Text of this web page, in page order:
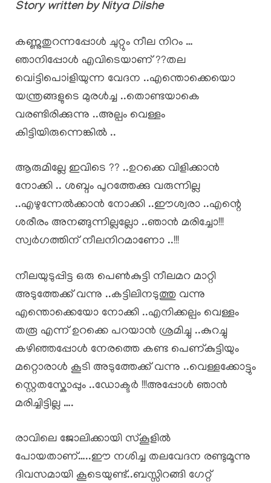
Story written by Nitya Dilshe
കണ്ണുതുറന്നപ്പോൾ ചുറ്റും നീല നിറം …
ഞാനിപ്പോൾ എവിടെയാണ് ??തല
വെiട്ടിപൊiളിയുന്ന വേദന ..എന്തൊക്കെയൊ
യന്ത്രങ്ങളുടെ മുരൾച്ച ..തൊണ്ടയാകെ
വരണ്ടിരിക്കുന്നു ..അല്പം വെള്ളം
കിട്ടിയിരുന്നെങ്കിൽ ..
ആരുമില്ലേ ഇവിടെ ?? ..ഉറക്കെ വിളിക്കാൻ
നോക്കി .. ശബ്ദം പുറത്തേക്കു വരുന്നില്ല
..എഴുന്നേൽക്കാൻ നോക്കി ..ഈശ്വരാ ..എന്റെ
ശരീരം അനങ്ങുന്നില്ലല്ലോ ..ഞാൻ മരിച്ചോ!!!
സ്വർഗത്തിന് നീലനിറമാണോ ..!!!
നീലയുടുപ്പിട്ട ഒരു പെൺകുട്ടി നീലമറ മാറ്റി
അടുത്തേക്ക് വന്നു ..കട്ടിലിനടുത്തു വന്നു
എന്തൊക്കെയോ നോക്കി ..എനിക്കല്പം വെള്ളം
തരൂ എന്ന് ഉറക്കെ പറയാൻ ശ്രമിച്ചു ..കുറച്ചു
കഴിഞ്ഞപ്പോൾ നേരത്തെ കണ്ട പെണ്കുട്ടിയും
മറ്റൊരാൾ കൂടി അടുത്തേക്ക് വന്നു ..വെള്ളക്കോട്ടും
സ്റ്റെതസ്കോപ്പും ..ഡോക്ടർ !!!അപ്പോൾ ഞാൻ
മരിച്ചിട്ടില്ല ….
രാവിലെ ജോലിക്കായി സ്കൂളിൽ
പോയതാണ്…..ഈ നശിച്ച തലവേദന രണ്ടുമൂന്നു
ദിവസമായി കൂടെയുണ്ട്..ബസ്സിറങ്ങി ഗേറ്റ്